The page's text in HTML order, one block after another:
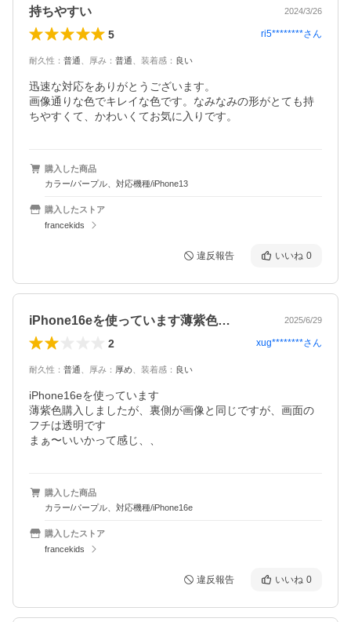
持ちやすい 2024/3/26
5 ri5********さん
耐久性 ： 普通 厚み ： 普通 装着感 ： 良い
迅速な対応をありがとうございます。
画像通りな色でキレイな色です。なみなみの形がとても持
ちやすくて、かわいくてお気に入りです。
購入した商品
カラー/パープル、対応機種/iPhone13
購入したストア
francekids
違反報告 いいね 0
iPhone16eを使っています薄紫色… 2025/6/29
2 xug********さん
耐久性 ： 普通 厚み ： 厚め 装着感 ： 良い
iPhone16eを使っています
薄紫色購入しましたが、裏側が画像と同じですが、画面の
フチは透明です
まぁ〜いいかって感じ、、
購入した商品
カラー/パープル、対応機種/iPhone16e
購入したストア
francekids
違反報告 いいね 0